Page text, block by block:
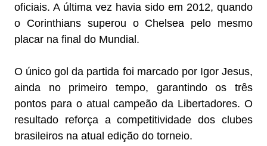
oficiais. A última vez havia sido em 2012, quando
o Corinthians superou o Chelsea pelo mesmo
placar na final do Mundial.
O único gol da partida foi marcado por Igor Jesus,
ainda no primeiro tempo, garantindo os três
pontos para o atual campeão da Libertadores. O
resultado reforça a competitividade dos clubes
brasileiros na atual edição do torneio.